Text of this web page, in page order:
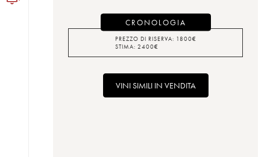
CRONOLOGIA
PREZZO DI RISERVA: 1800€
STIMA: 2400€
VINI SIMILI IN VENDITA